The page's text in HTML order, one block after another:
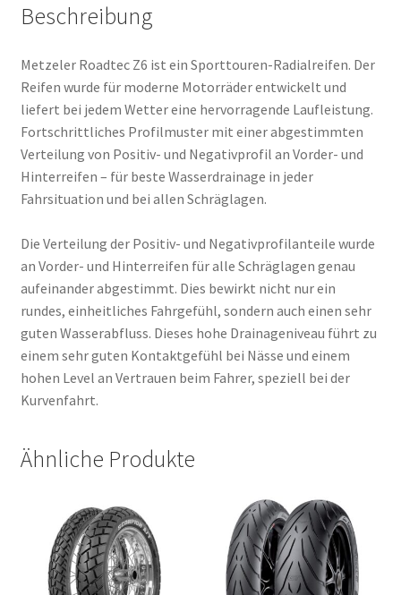
Beschreibung
Metzeler Roadtec Z6 ist ein Sporttouren-Radialreifen. Der
Reifen wurde für moderne Motorräder entwickelt und
liefert bei jedem Wetter eine hervorragende Laufleistung.
Fortschrittliches Profilmuster mit einer abgestimmten
Verteilung von Positiv- und Negativprofil an Vorder- und
Hinterreifen – für beste Wasserdrainage in jeder
Fahrsituation und bei allen Schräglagen.
Die Verteilung der Positiv- und Negativprofilanteile wurde
an Vorder- und Hinterreifen für alle Schräglagen genau
aufeinander abgestimmt. Dies bewirkt nicht nur ein
rundes, einheitliches Fahrgefühl, sondern auch einen sehr
guten Wasserabfluss. Dieses hohe Drainageniveau führt zu
einem sehr guten Kontaktgefühl bei Nässe und einem
hohen Level an Vertrauen beim Fahrer, speziell bei der
Kurvenfahrt.
Ähnliche Produkte